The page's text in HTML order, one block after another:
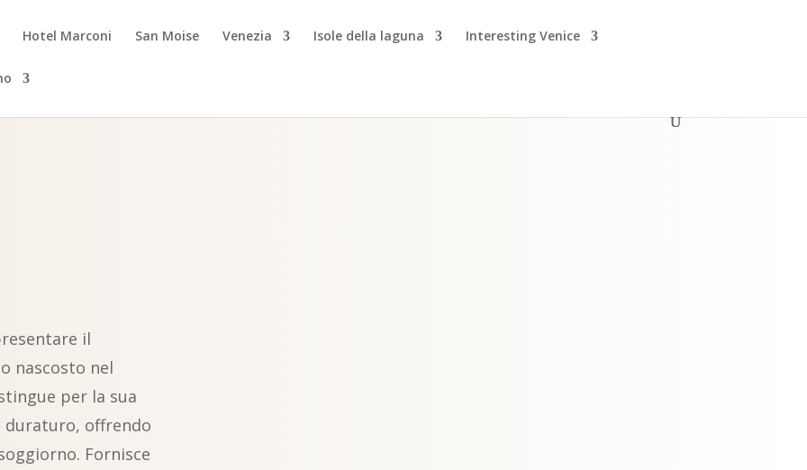
Hotel Marconi San Moise Venezia Isole della laguna Interesting Venice
il
nascosto nel
per la sua
duraturo, offrendo
Fornisce